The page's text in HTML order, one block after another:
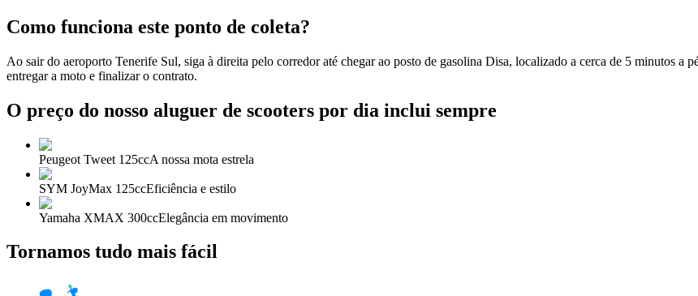
Como funciona este ponto de coleta?
Ao sair do aeroporto Tenerife Sul, siga à direita pelo corredor até chegar ao posto de gasolina Disa, localizado a cerca de 5 minutos a
entregar a moto e finalizar o contrato.
O preço do nosso aluguer de scooters por dia inclui sempre
Peugeot Tweet 125ccA nossa mota estrela
SYM JoyMax 125ccEficiência e estilo
Yamaha XMAX 300ccElegância em movimento
Tornamos tudo mais fácil